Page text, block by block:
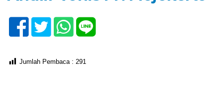
Jumlah Pembaca : 291